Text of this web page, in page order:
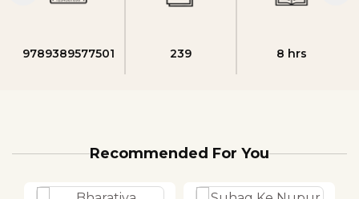
9789389577501 239 8 hrs
Recommended For You